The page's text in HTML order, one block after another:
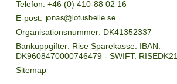
Telefon: +46 (0) 410-88 02 16
E-post:
Organisationsnummer: DK41352337
Bankuppgifter: Rise Sparekasse. IBAN:
DK9608470000746479 - SWIFT: RISEDK21
Sitemap